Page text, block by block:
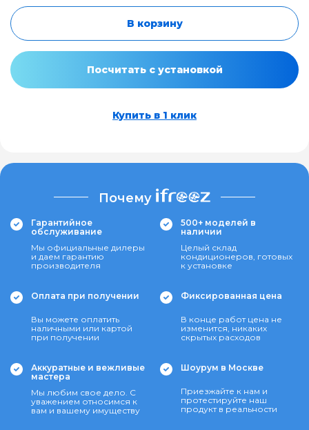
В корзину
Посчитать с установкой
Купить в 1 клик
Почему
Гарантийное
обслуживание
Мы официальные дилеры
и даем гарантию
производителя
500+ моделей в
наличии
Целый склад
кондиционеров, готовых
к установке
Оплата при получении
Вы можете оплатить
наличными или картой
при получении
Фиксированная цена
В конце работ цена не
изменится, никаких
скрытых расходов
Аккуратные и вежливые
мастера
Мы любим свое дело. С
уважением относимся к
вам и вашему имуществу
Шоурум в Москве
Приезжайте к нам и
протестируйте наш
продукт в реальности